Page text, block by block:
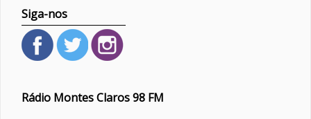
Siga-nos
Rádio Montes Claros 98 FM